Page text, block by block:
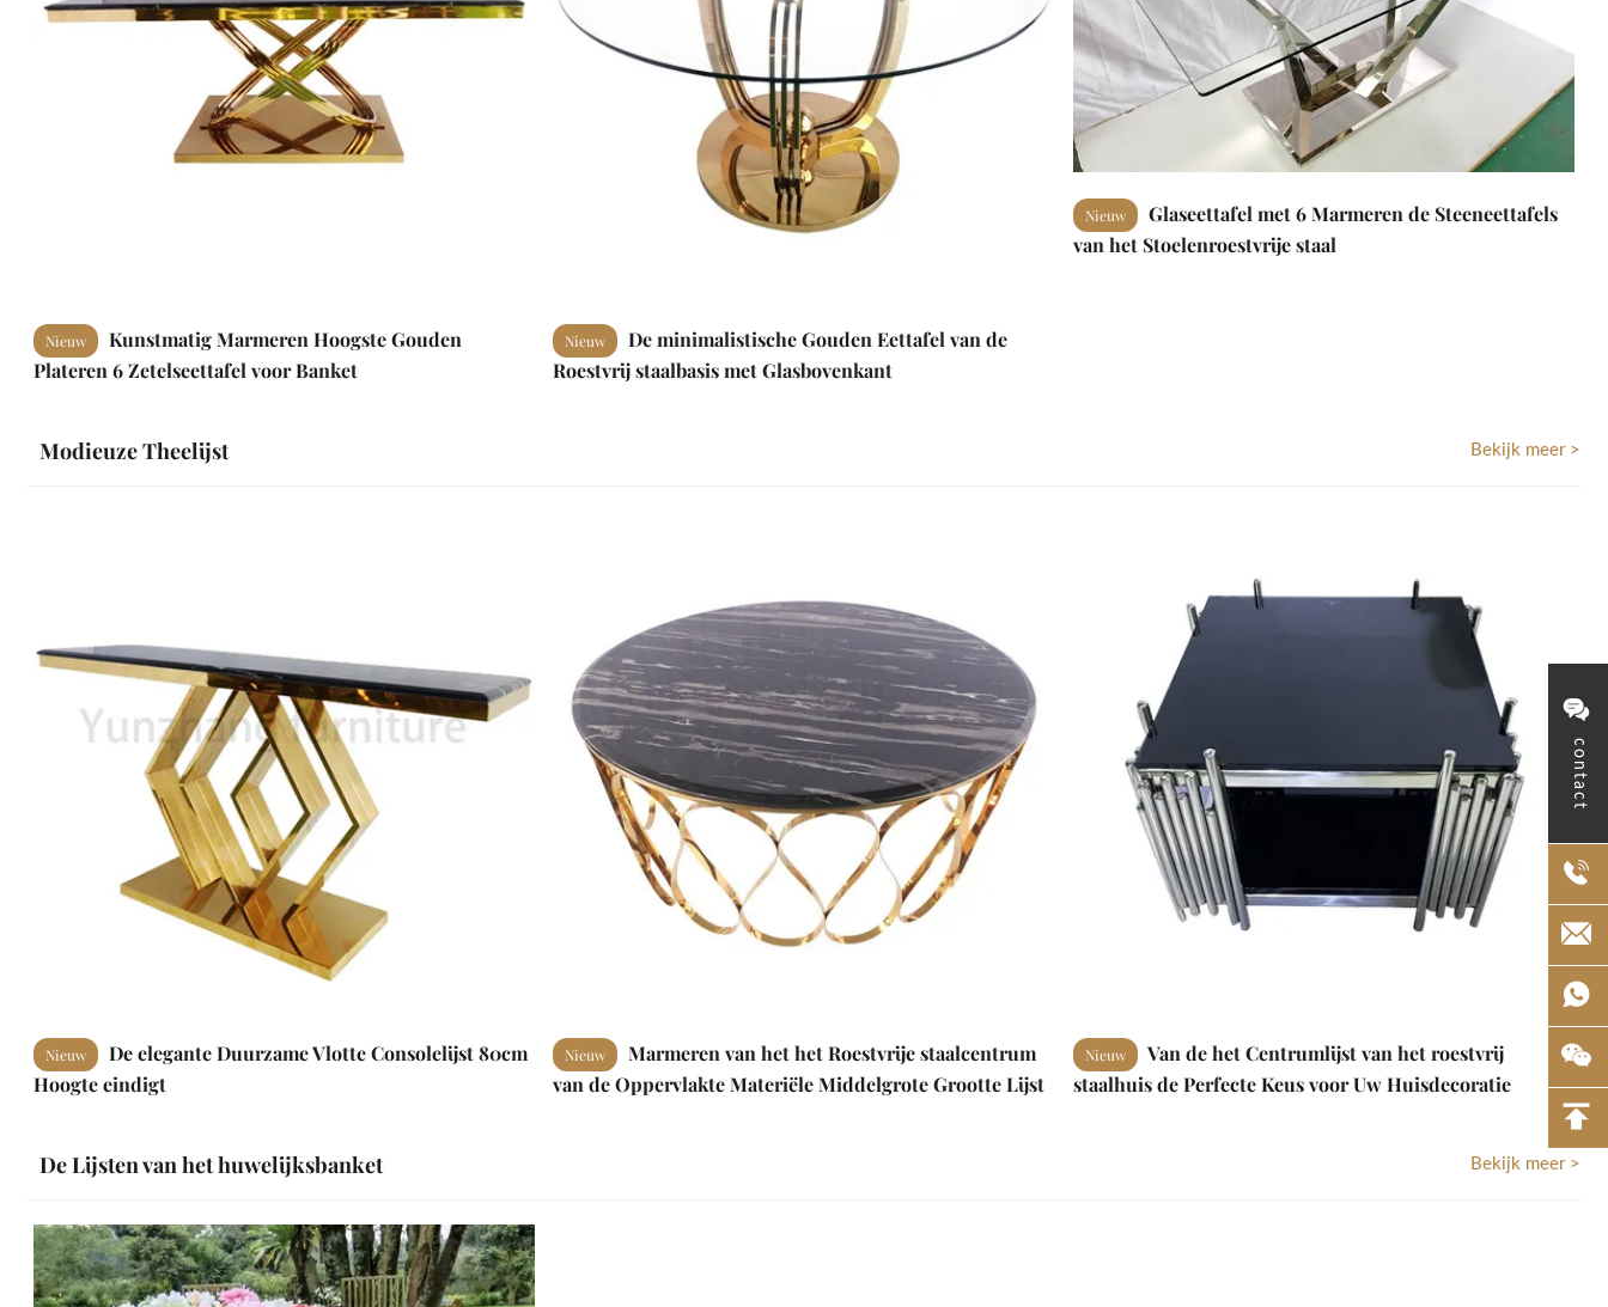
contact
Nieuw
Kunstmatig Marmeren Hoogste Gouden
Plateren 6 Zetelseettafel voor Banket
Nieuw
De minimalistische Gouden Eettafel van de
Roestvrij staalbasis met Glasbovenkant
Nieuw
Glaseettafel met 6 Marmeren de Steeneettafels
van het Stoelenroestvrije staal
Modieuze Theelijst Bekijk meer >
Nieuw
De elegante Duurzame Vlotte Consolelijst 80cm
Hoogte eindigt
Nieuw
Marmeren van het het Roestvrije staalcentrum
van de Oppervlakte Materiële Middelgrote Grootte Lijst
Nieuw
Van de het Centrumlijst van het roestvrij
staalhuis de Perfecte Keus voor Uw Huisdecoratie
De Lijsten van het huwelijksbanket Bekijk meer >